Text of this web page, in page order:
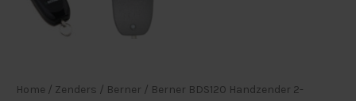
Home / Zenders / Berner / Berner BDS120 Handzender 2-